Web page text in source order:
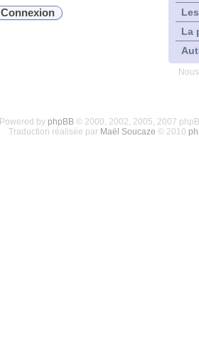
La
Powered by phpBB© 2000, 2002, 2005, 2007
Traduction réalisée par Maël Soucaze © 2010